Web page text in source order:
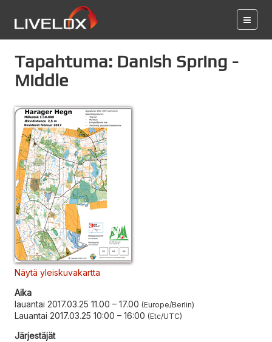
Tapahtuma: Danish Spring -
Middle
Näytä yleiskuvakartta
Aika
lauantai 2017.03.25 11.00 – 17.00 Europe/Berlin
Lauantai 2017.03.25 10:00 – 16:00 Etc/UTC
Järjestäjät